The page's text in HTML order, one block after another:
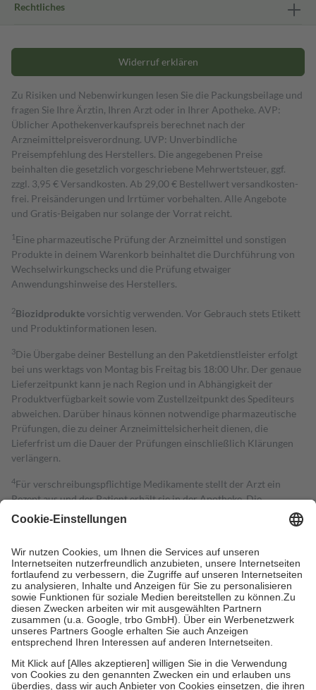
Rechtliches
Widerruf erklären
Zu Risiken und Nebenwirkungen lesen Sie die Packungsbeilage und
fragen Sie Ihre Ärztin, Ihren Arzt oder in Ihrer Apotheke. AVP:
Üblicher Apothekenverkaufspreis berechnet nach der
Arzneimittelpreisverordnung. UVP: Unverbindliche
Preisempfehlung des Herstellers. Die angegebenen Preise
beinhalten die gesetzlich vorgeschriebene Mehrwertsteuer, ggf.
zzgl. 3,95 € Versandkosten. Ab 29,00 € Bestell­wert versand­kosten­
frei. Preisänderungen und Irrtümer vorbehalten. Alle Angebote
und Gratis-Beigaben nur solange der Vorrat reicht.
1 Eine pharmazeutische Prüfung der Arzneimittel und sonstigen
Produkte in deinem Warenkorb beinhaltet die Durchführung von
Wechselwirkungschecks und die Prüfung etwaiger
Anwendungshinweise des Herstellers.
2Biozidproduktevorsichtig verwenden. Vor Gebrauch stets Etikett
und Produktinformationen lesen.
3Die Übergabe deiner Bestellung an den Paketdienstleister erfolgt
bei uns werktags von Montag bis Freitag bis 18:00 Uhr. Der genaue
Lieferzeitpunkt kann je nach Region und in Abhängigkeit der
Produktverfügbarkeit sowie vom Zustellzeitpunkt des Spediteurs
abweichen. Darüber hinaus können notwendige pharmazeutische
Prüfungen, die zu deiner Arzneimittelsicherheit dienen, die
Lieferfrist um die Dauer der Prüfungen einschließlich Klärungen
verlängern.
4Für verschreibungspflichtige Medikamente stellt der Arzt ein
Rezept aus und der Patient erhält sie in der Apotheke. Die
gesetzliche Krankenversicherung übernimmt in der Regel die
Kosten dafür, der Versicherte trägt einen Teil davon als Zuzahlung
Grundsätzlich leisten Mitglieder Zuzahlungen in Höhe von zehn
Prozent des Abgabepreises,mindestens jedochfünf Euround
höchstens zehn Euro.Es sind jedoch nie mehr als die tatsächlichen
Kosten der Leistung zu entrichten.
Diese Regeln gelten grundsätzlich auch für Online-Apotheken.
Bei Heilmitteln und häuslicher Krankenpflege beträgt die
Zuzahlung zehn Prozent der Kosten sowie zehn Euro je
Verordnung.
Um das Engagement der Versicherten für ihre eigene Gesundheit zu